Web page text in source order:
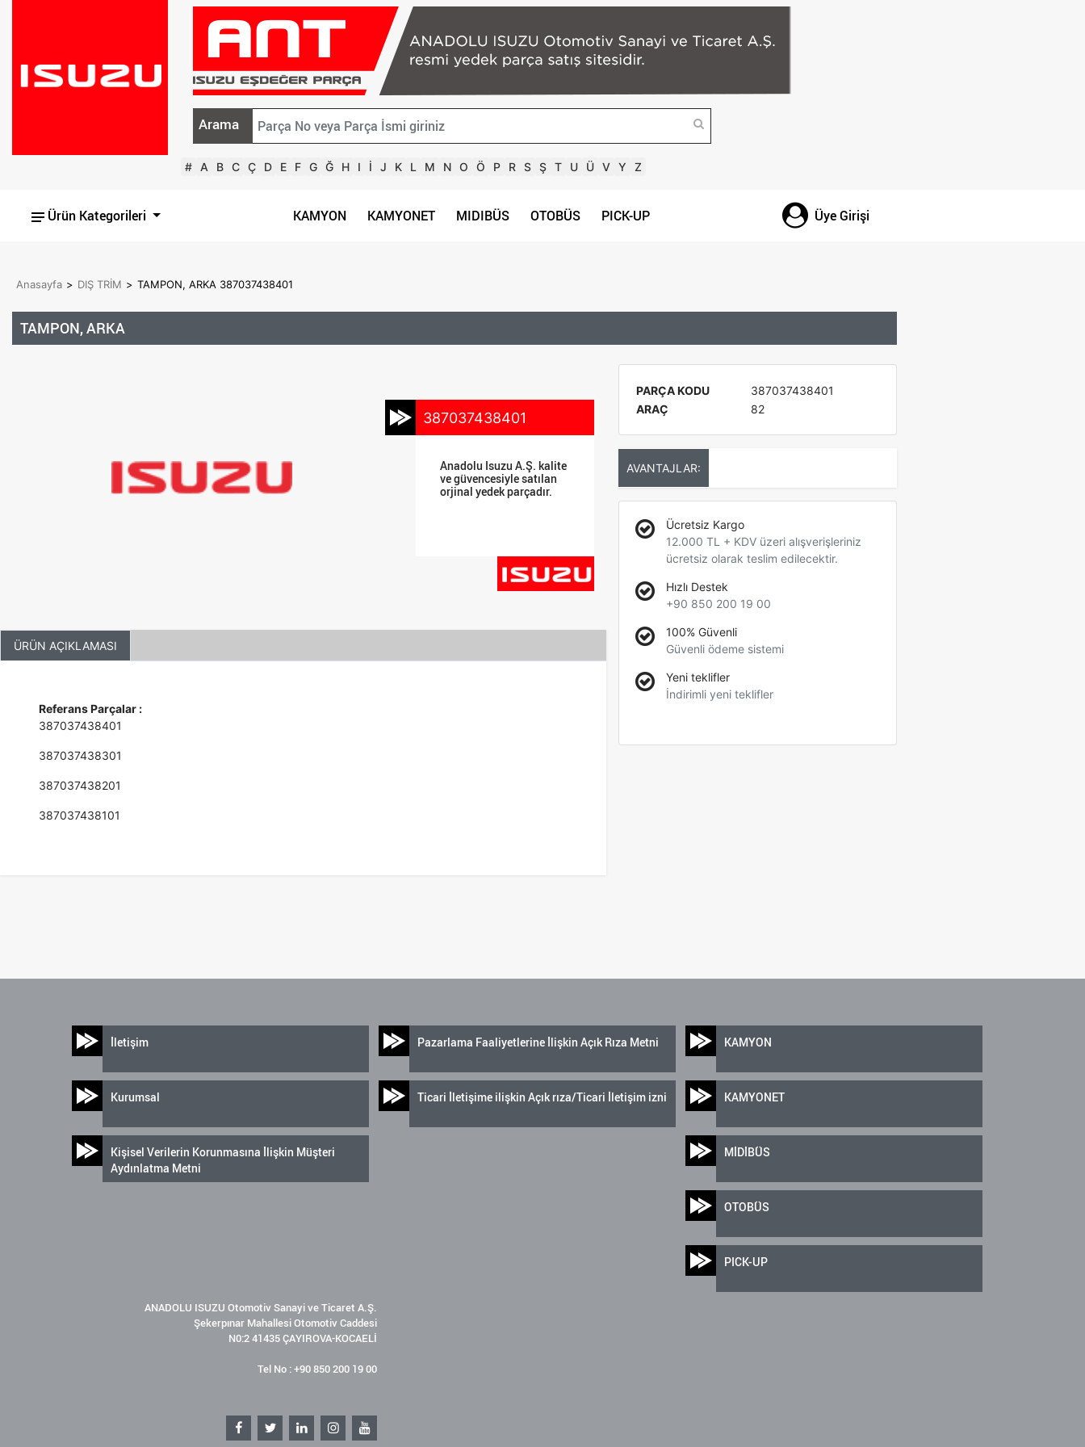
Arama
# A B C Ç D E F G Ğ H I İ J K L M N O Ö P R S Ş T U Ü V Y Z
Ürün Kategorileri KAMYON KAMYONET MIDIBÜS OTOBÜS PICK-UP Üye Girişi
Anasayfa > DIŞ TRİM > TAMPON, ARKA 387037438401
TAMPON, ARKA
387037438401
Anadolu Isuzu A.Ş. kalite
ve güvencesiyle satılan
orjinal yedek parçadır.
ÜRÜN AÇIKLAMASI
Referans Parçalar :
387037438401
387037438301
387037438201
387037438101
PARÇA KODU
387037438401
ARAÇ
82
AVANTAJLAR:
Ücretsiz Kargo
12.000 TL + KDV üzeri alışverişleriniz
ücretsiz olarak teslim edilecektir.
Hızlı Destek
+90 850 200 19 00
100% Güvenli
Güvenli ödeme sistemi
Yeni teklifler
İndirimli yeni teklifler
İletişim
Kurumsal
Kişisel Verilerin Korunmasına İlişkin Müşteri
Aydınlatma Metni
Pazarlama Faaliyetlerine İlişkin Açık Rıza Metni
Ticari İletişime ilişkin Açık rıza/Ticari İletişim izni
KAMYON
KAMYONET
MİDİBÜS
OTOBÜS
PICK-UP
ANADOLU ISUZU Otomotiv Sanayi ve Ticaret A.Ş.
Şekerpınar Mahallesi Otomotiv Caddesi
N0:2 41435 ÇAYIROVA-KOCAELİ
Tel No : +90 850 200 19 00